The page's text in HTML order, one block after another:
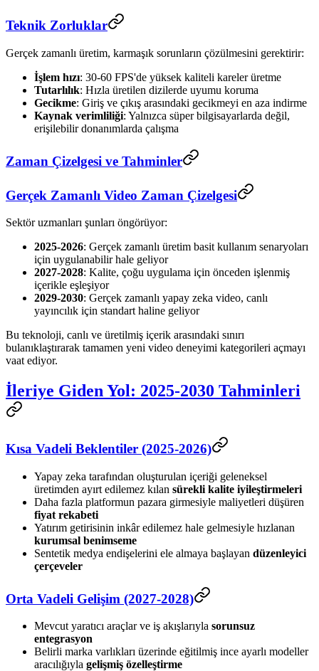
Teknik Zorluklar
Gerçek zamanlı üretim, karmaşık sorunların çözülmesini gerektirir:
İşlem hızı: 30-60 FPS'de yüksek kaliteli kareler üretme
Tutarlılık: Hızla üretilen dizilerde uyumu koruma
Gecikme: Giriş ve çıkış arasındaki gecikmeyi en aza indirme
Kaynak verimliliği: Yalnızca süper bilgisayarlarda değil,
erişilebilir donanımlarda çalışma
Zaman Çizelgesi ve Tahminler
Gerçek Zamanlı Video Zaman Çizelgesi
Sektör uzmanları şunları öngörüyor:
2025-2026: Gerçek zamanlı üretim basit kullanım senaryoları
için uygulanabilir hale geliyor
2027-2028: Kalite, çoğu uygulama için önceden işlenmiş
içerikle eşleşiyor
2029-2030: Gerçek zamanlı yapay zeka video, canlı
yayıncılık için standart haline geliyor
Bu teknoloji, canlı ve üretilmiş içerik arasındaki sınırı
bulanıklaştırarak tamamen yeni video deneyimi kategorileri açmayı
vaat ediyor.
İleriye Giden Yol: 2025-2030 Tahminleri
Kısa Vadeli Beklentiler (2025-2026)
Yapay zeka tarafından oluşturulan içeriği geleneksel
üretimden ayırt edilemez kılan sürekli kalite iyileştirmeleri
Daha fazla platformun pazara girmesiyle maliyetleri düşüren
fiyat rekabeti
Yatırım getirisinin inkâr edilemez hale gelmesiyle hızlanan
kurumsal benimseme
Sentetik medya endişelerini ele almaya başlayan düzenleyici
çerçeveler
Orta Vadeli Gelişim (2027-2028)
Mevcut yaratıcı araçlar ve iş akışlarıyla sorunsuz
entegrasyon
Belirli marka varlıkları üzerinde eğitilmiş ince ayarlı modeller
aracılığıyla gelişmiş özelleştirme